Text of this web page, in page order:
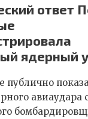
ответ
ядерный
публично
авиаудара